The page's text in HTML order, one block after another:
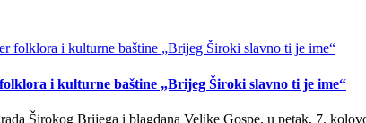
i kulturne baštine „Brijeg Široki slavno ti je ime“
Širokog Brijega i blagdana Velike Gospe, u petak, 7.